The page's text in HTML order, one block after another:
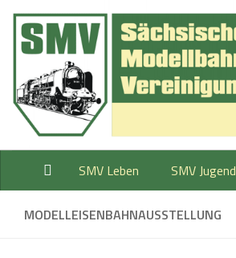
Zum Inhalt springen
SMV Leben SMV Jugend
MODELLEISENBAHNAUSSTELLUNG